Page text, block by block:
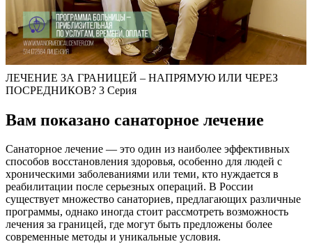
ЛЕЧЕНИЕ ЗА ГРАНИЦЕЙ – НАПРЯМУЮ ИЛИ ЧЕРЕЗ
ПОСРЕДНИКОВ? 3 Серия
Вам показано санаторное лечение
Санаторное лечение — это один из наиболее эффективных
способов восстановления здоровья, особенно для людей с
хроническими заболеваниями или теми, кто нуждается в
реабилитации после серьезных операций. В России
существует множество санаториев, предлагающих различные
программы, однако иногда стоит рассмотреть возможность
лечения за границей, где могут быть предложены более
современные методы и уникальные условия.